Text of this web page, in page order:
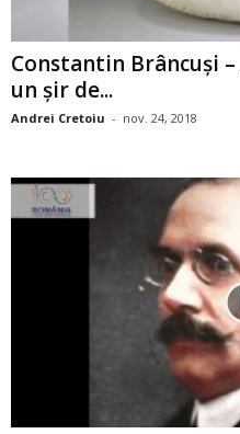
Constantin Brâncuşi
un şir de...
Andrei Cretoiu - nov. 24, 2018